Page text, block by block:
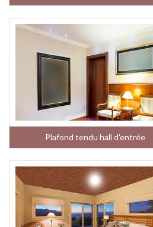
Plafond tendu hall d'entrée